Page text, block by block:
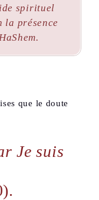
spirituel
la présence
que le doute